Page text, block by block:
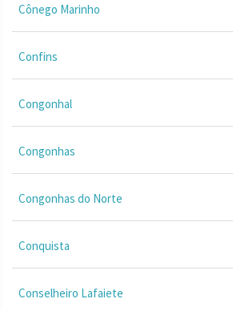
Cônego Marinho
Confins
Congonhal
Congonhas
Congonhas do Norte
Conquista
Conselheiro Lafaiete